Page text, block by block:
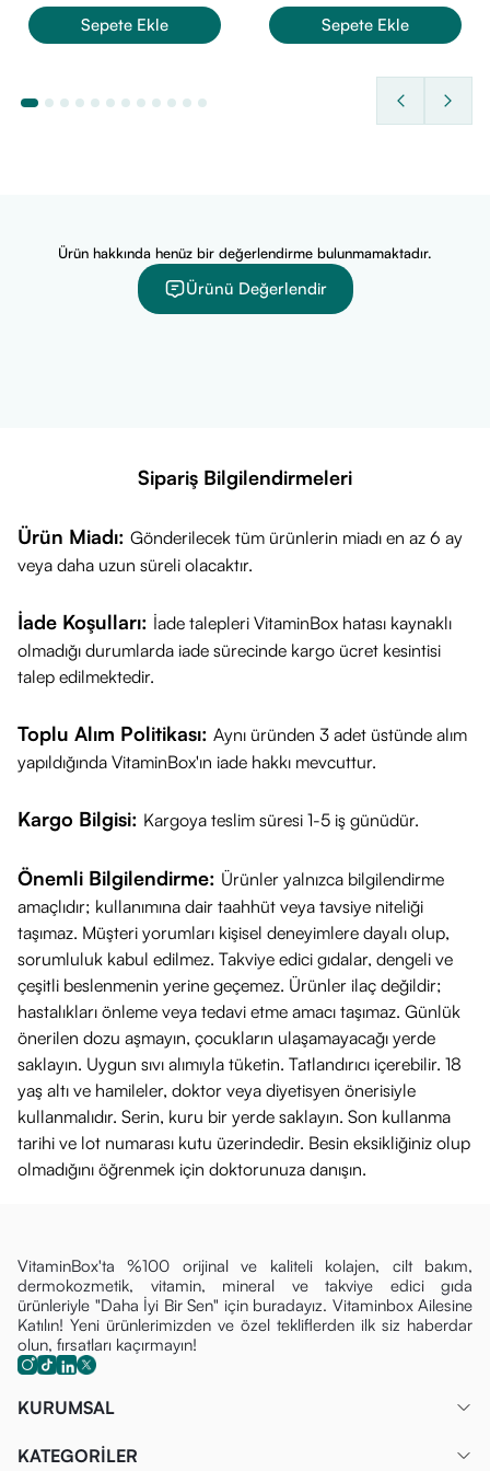
Sepete Ekle Sepete Ekle
Ürün hakkında henüz bir değerlendirme bulunmamaktadır.
Ürünü Değerlendir
Sipariş Bilgilendirmeleri
Ürün Miadı: Gönderilecek tüm ürünlerin miadı en az 6 ay
veya daha uzun süreli olacaktır.
İade Koşulları: İade talepleri VitaminBox hatası kaynaklı
olmadığı durumlarda iade sürecinde kargo ücret kesintisi
talep edilmektedir.
Toplu Alım Politikası: Aynı üründen 3 adet üstünde alım
yapıldığında VitaminBox'ın iade hakkı mevcuttur.
Kargo Bilgisi: Kargoya teslim süresi 1-5 iş günüdür.
Önemli Bilgilendirme: Ürünler yalnızca bilgilendirme
amaçlıdır; kullanımına dair taahhüt veya tavsiye niteliği
taşımaz. Müşteri yorumları kişisel deneyimlere dayalı olup,
sorumluluk kabul edilmez. Takviye edici gıdalar, dengeli ve
çeşitli beslenmenin yerine geçemez. Ürünler ilaç değildir;
hastalıkları önleme veya tedavi etme amacı taşımaz. Günlük
önerilen dozu aşmayın, çocukların ulaşamayacağı yerde
saklayın. Uygun sıvı alımıyla tüketin. Tatlandırıcı içerebilir. 18
yaş altı ve hamileler, doktor veya diyetisyen önerisiyle
kullanmalıdır. Serin, kuru bir yerde saklayın. Son kullanma
tarihi ve lot numarası kutu üzerindedir. Besin eksikliğiniz olup
olmadığını öğrenmek için doktorunuza danışın.
VitaminBox'ta %100 orijinal ve kaliteli kolajen, cilt bakım,
dermokozmetik, vitamin, mineral ve takviye edici gıda
ürünleriyle "Daha İyi Bir Sen" için buradayız. Vitaminbox Ailesine
Katılın! Yeni ürünlerimizden ve özel tekliflerden ilk siz haberdar
olun, fırsatları kaçırmayın!
KURUMSAL
KATEGORİLER